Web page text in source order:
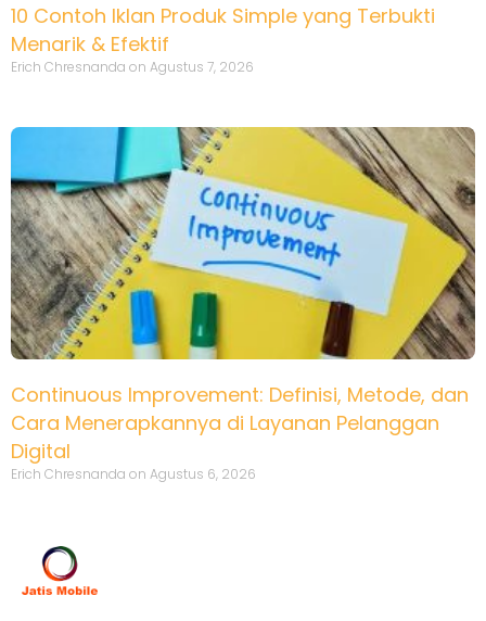
10 Contoh Iklan Produk Simple yang Terbukti
Menarik & Efektif
Erich Chresnanda Agustus 7, 2026
Continuous Improvement: Definisi, Metode, dan
Cara Menerapkannya di Layanan Pelanggan
Digital
Erich Chresnanda Agustus 6, 2026